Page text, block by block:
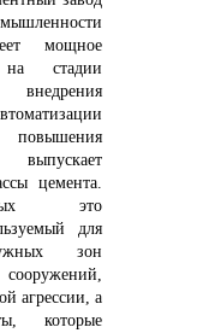
мощное
на стадии
внедрения
повышения
цемента.
это
для
зон
агрессии, а
которые